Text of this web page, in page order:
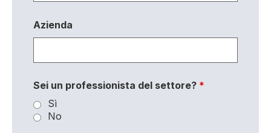
Azienda
Sei un professionista del settore? *
Sì
No